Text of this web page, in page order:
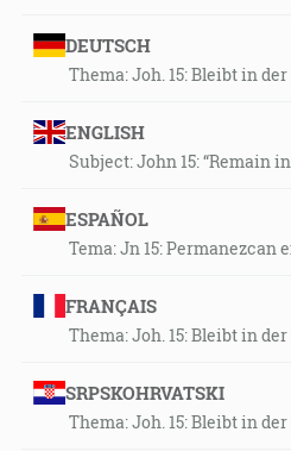
DEUTSCH
Thema: Joh. 15: Bleibt in
ENGLISH
Subject: John 15: “Remain
ESPAÑOL
Tema: Jn 15: Permanezcan
FRANÇAIS
Thema: Joh. 15: Bleibt in
SRPSKOHRVATSKI
Thema: Joh. 15: Bleibt in